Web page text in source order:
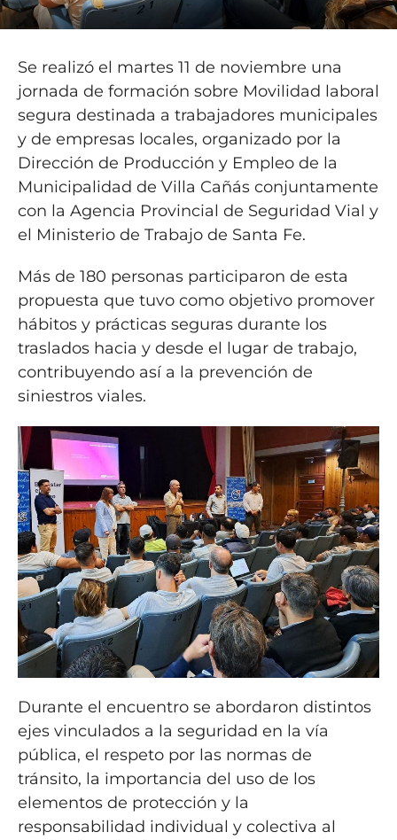
Se realizó el martes 11 de noviembre una
jornada de formación sobre Movilidad laboral
segura destinada a trabajadores municipales
y de empresas locales, organizado por la
Dirección de Producción y Empleo de la
Municipalidad de Villa Cañás conjuntamente
con la Agencia Provincial de Seguridad Vial y
el Ministerio de Trabajo de Santa Fe.
Más de 180 personas participaron de esta
propuesta que tuvo como objetivo promover
hábitos y prácticas seguras durante los
traslados hacia y desde el lugar de trabajo,
contribuyendo así a la prevención de
siniestros viales.
Durante el encuentro se abordaron distintos
ejes vinculados a la seguridad en la vía
pública, el respeto por las normas de
tránsito, la importancia del uso de los
elementos de protección y la
responsabilidad individual y colectiva al